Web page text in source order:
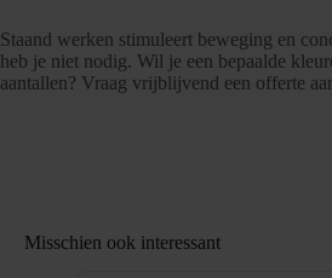
Staand werken stimuleert beweging en
heb je niet nodig. Wil je een bepaalde
aantallen? Vraag vrijblijvend een offerte
Misschien ook interessant